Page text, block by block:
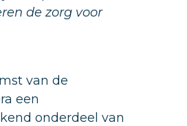
de zorg voor
van de
een
onderdeel van